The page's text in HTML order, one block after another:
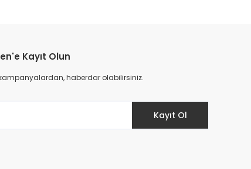
Kayıt Olun
haberdar olabilirsiniz.
Kayıt Ol